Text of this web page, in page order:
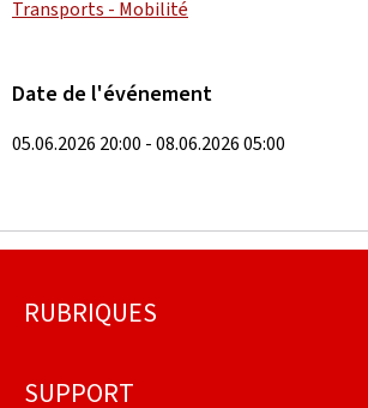
Transports - Mobilité
Date de l'événement
05.06.2026 20:00 - 08.06.2026 05:00
Pied
RUBRIQUES
SUPPORT